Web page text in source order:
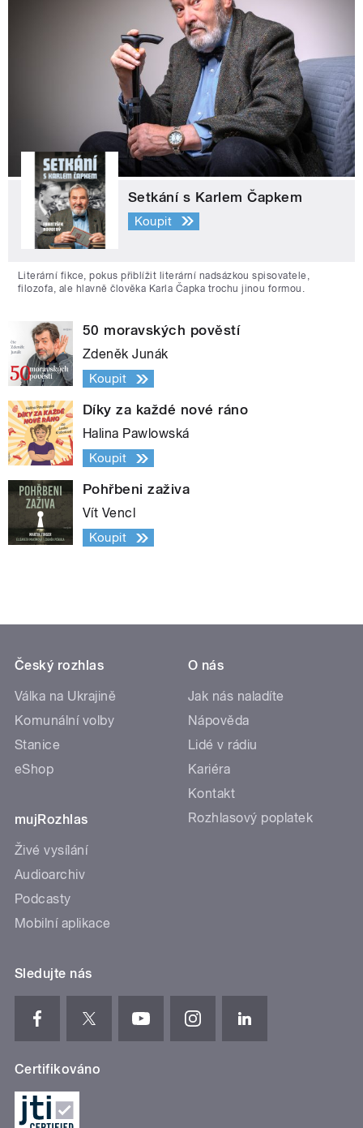
Setkání s Karlem Čapkem
Koupit
Literární fikce, pokus přiblížit literární nadsázkou spisovatele,
filozofa, ale hlavně člověka Karla Čapka trochu jinou formou.
50 moravských pověstí
Zdeněk Junák
Koupit
Díky za každé nové ráno
Halina Pawlowská
Koupit
Pohřbeni zaživa
Vít Vencl
Koupit
Český rozhlas
Válka na Ukrajině
Komunální volby
Stanice
eShop
mujRozhlas
Živé vysílání
Audioarchiv
Podcasty
Mobilní aplikace
O nás
Jak nás naladíte
Nápověda
Lidé v rádiu
Kariéra
Kontakt
Rozhlasový poplatek
Sledujte nás
Certifikováno